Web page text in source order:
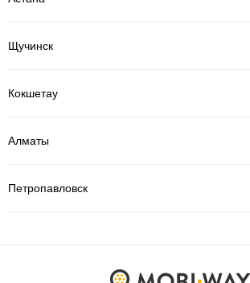
Щучинск
Кокшетау
Алматы
Петропавловск